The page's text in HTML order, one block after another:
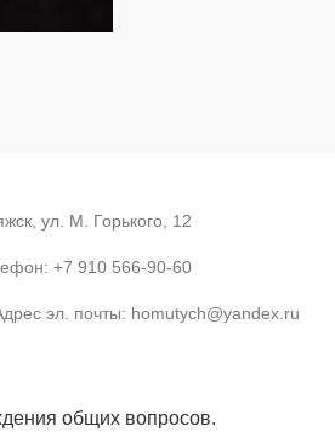
ул. М. Горького, 12
+7 910 566-90-60
эл. почты: homutych@yandex.ru
общих вопросов.